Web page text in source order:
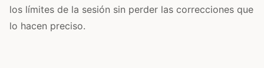
los límites de la sesión sin perder las correcciones que
lo hacen preciso.